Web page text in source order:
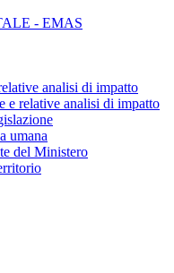
- EMAS
analisi di impatto
e relative analisi di impatto
umana
del Ministero